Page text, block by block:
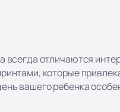
всегда отличаются
которые
вашего ребенка